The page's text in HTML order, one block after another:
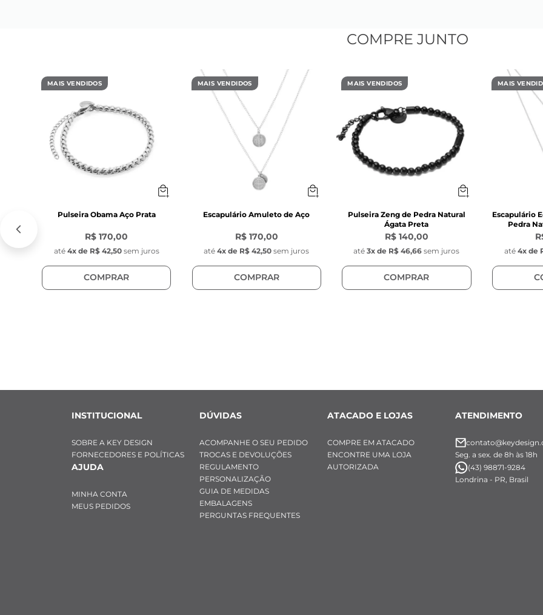
COMPRE JUNTO
MAIS VENDIDOS
Pulseira Obama Aço Prata
R$ 170,00
até 4x de R$ 42,50 sem juros
COMPRAR
MAIS VENDIDOS
Escapulário Amuleto de Aço
R$ 170,00
até 4x de R$ 42,50 sem juros
COMPRAR
MAIS VENDIDOS
Pulseira Zeng de Pedra Natural
Ágata Preta
R$ 140,00
até 3x de R$ 46,66 sem juros
COMPRAR
MAIS
Escapulário
Pedra
até 4x de
INSTITUCIONAL
SOBRE A KEY DESIGN
FORNECEDORES E POLÍTICAS
AJUDA
MINHA CONTA
MEUS PEDIDOS
DÚVIDAS
ACOMPANHE O SEU PEDIDO
TROCAS E DEVOLUÇÕES
REGULAMENTO
PERSONALIZAÇÃO
GUIA DE MEDIDAS
EMBALAGENS
PERGUNTAS FREQUENTES
ATACADO E LOJAS
COMPRE EM ATACADO
ENCONTRE UMA LOJA
AUTORIZADA
ATENDIMENTO
Seg. a sex. de 8h às 18h
(43) 98871-9284
Londrina - PR, Brasil